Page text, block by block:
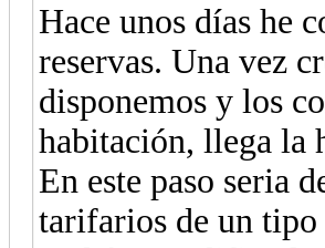
Hace unos días he
reservas. Una vez
disponemos y los
habitación, llega la
En este paso seria
tarifarios de un tipo